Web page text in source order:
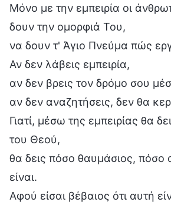
Μόνο με την εμπειρία οι
δουν την ομορφιά Του,
να δουν τ' Άγιο Πνεύμα πώς
Αν δεν λάβεις εμπειρία,
αν δεν βρεις τον δρόμο σου
αν δεν αναζητήσεις, δεν θα
Γιατί, μέσω της εμπειρίας θα
του Θεού,
θα δεις πόσο θαυμάσιος, πόσο
είναι.
Αφού είσαι βέβαιος ότι αυτή